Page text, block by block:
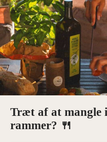
Træt af at mangle
rammer? 🍴